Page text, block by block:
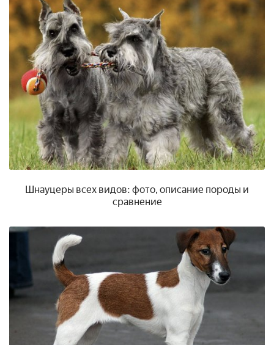
Шнауцеры всех видов: фото, описание породы и
сравнение